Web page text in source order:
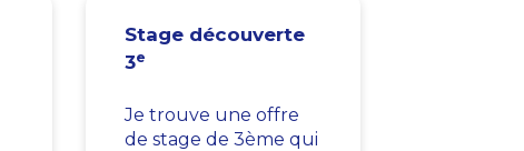
Stage découverte
3e
Je trouve une offre
de stage de 3ème qui